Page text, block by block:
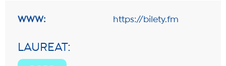
WWW: https://bilety.fm
LAUREAT: